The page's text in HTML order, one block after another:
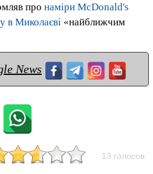
про наміри McDonald's
в Миколаєві «найближчим
News
13 голосов